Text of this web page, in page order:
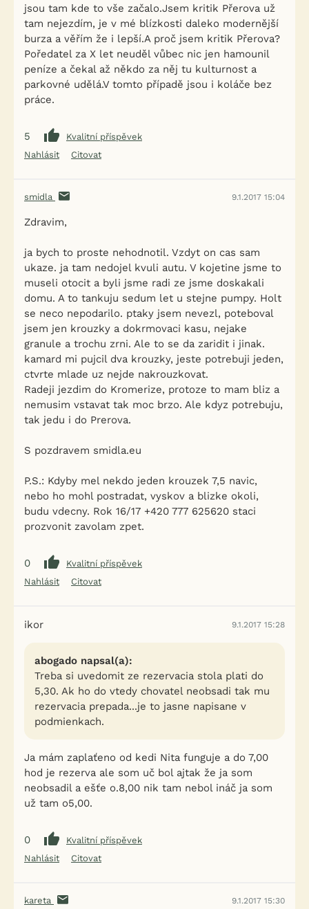
jsou tam kde to vše začalo.Jsem kritik Přerova už
tam nejezdím, je v mé blízkosti daleko modernější
burza a věřím že i lepší.A proč jsem kritik Přerova?
Poředatel za X let neuděl vůbec nic jen hamounil
peníze a čekal až někdo za něj tu kulturnost a
parkovné udělá.V tomto případě jsou i koláče bez
práce.
5
Kvalitní příspěvek
Nahlásit
Citovat
smidla 9.1.2017 15:04
Zdravim,
ja bych to proste nehodnotil. Vzdyt on cas sam
ukaze. ja tam nedojel kvuli autu. V kojetine jsme to
museli otocit a byli jsme radi ze jsme doskakali
domu. A to tankuju sedum let u stejne pumpy. Holt
se neco nepodarilo. ptaky jsem nevezl, poteboval
jsem jen krouzky a dokrmovaci kasu, nejake
granule a trochu zrni. Ale to se da zaridit i jinak.
kamard mi pujcil dva krouzky, jeste potrebuji jeden,
ctvrte mlade uz nejde nakrouzkovat.
Radeji jezdim do Kromerize, protoze to mam bliz a
nemusim vstavat tak moc brzo. Ale kdyz potrebuju,
tak jedu i do Prerova.
S pozdravem smidla.eu
P.S.: Kdyby mel nekdo jeden krouzek 7,5 navic,
nebo ho mohl postradat, vyskov a blizke okoli,
budu vdecny. Rok 16/17 +420 777 625620 staci
prozvonit zavolam zpet.
0
Kvalitní příspěvek
Nahlásit
Citovat
ikor 9.1.2017 15:28
abogado napsal(a):
Treba si uvedomit ze rezervacia stola plati do
5,30. Ak ho do vtedy chovatel neobsadi tak mu
rezervacia prepada...je to jasne napisane v
podmienkach.
Ja mám zaplaťeno od kedi Nita funguje a do 7,00
hod je rezerva ale som uč bol ajtak že ja som
neobsadil a ešťe o.8,00 nik tam nebol ináč ja som
už tam o5,00.
0
Kvalitní příspěvek
Nahlásit
Citovat
kareta 9.1.2017 15:30